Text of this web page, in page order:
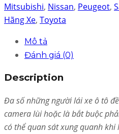
Mitsubishi, Nissan, Peugeot,
Hãng Xe, Toyota
Mô tả
Đánh giá (0)
Description
Đa số những người lái xe ô tô
camera lùi hoặc là bắt buộc
có thể quan sát xung quanh